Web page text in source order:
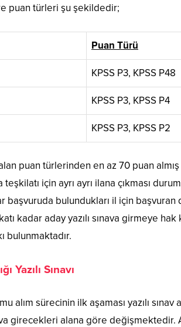
puan türleri şu şekildedir;
Puan Türü
KPSS P3, KPSS P48
KPSS P3, KPSS P4
KPSS P3, KPSS P2
puan türlerinden en az 70 puan
için ayrı ayrı ilana çıkması
başvuruda bulundukları il için
kadar aday yazılı sınava girmeye hak
bulunmaktadır.
Yazılı Sınavı
sürecinin ilk aşaması yazılı sınav
girecekleri alana göre değişmektedir.